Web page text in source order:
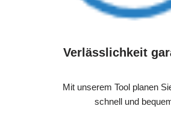
Verlässlichkeit
Mit unserem Tool planen
schnell und